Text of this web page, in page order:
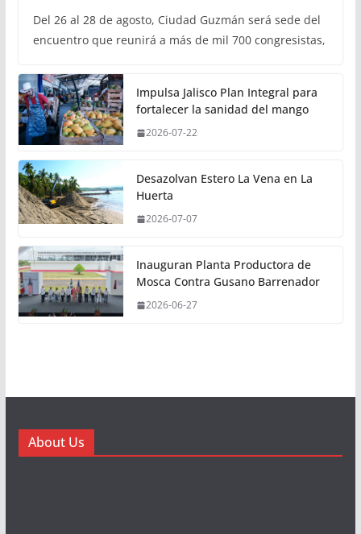
Del 26 al 28 de agosto, Ciudad Guzmán será sede del
encuentro que reunirá a más de mil 700 congresistas,
Impulsa Jalisco Plan Integral para
fortalecer la sanidad del mango
2026-07-22
Desazolvan Estero La Vena en La
Huerta
2026-07-07
Inauguran Planta Productora de
Mosca Contra Gusano Barrenador
2026-06-27
About Us